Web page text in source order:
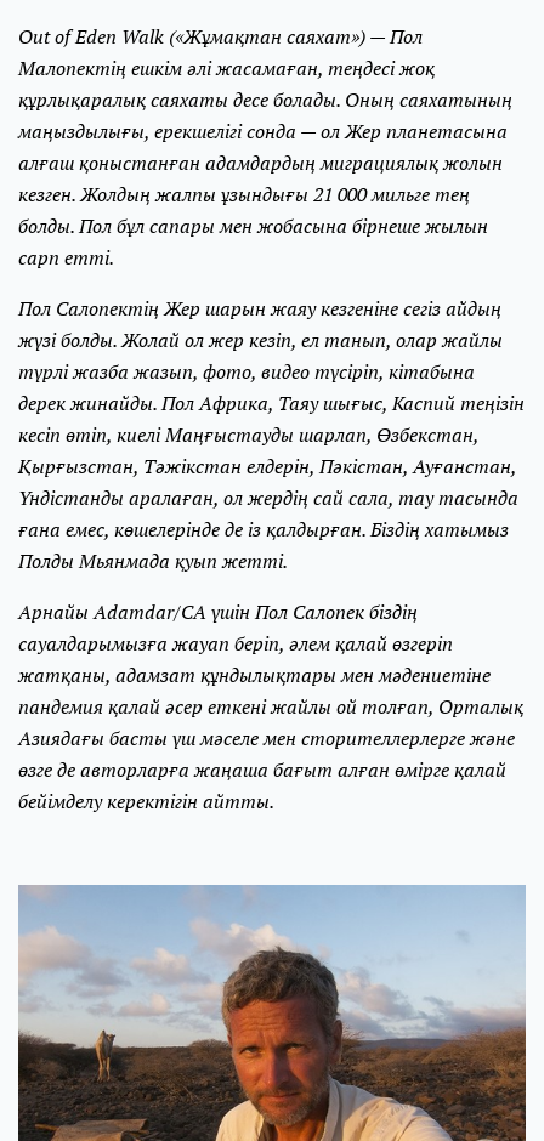
Out of Eden Walk («Жұмақтан саяхат») — Пол
Малопектің ешкім әлі жасамаған, теңдесі жоқ
құрлықаралық саяхаты десе болады. Оның саяхатының
маңыздылығы, ерекшелігі сонда — ол Жер планетасына
алғаш қоныстанған адамдардың миграциялық жолын
кезген. Жолдың жалпы ұзындығы 21 000 мильге тең
болды. Пол бұл сапары мен жобасына бірнеше жылын
сарп етті.
Пол Салопектің Жер шарын жаяу кезгеніне сегіз айдың
жүзі болды. Жолай ол жер кезіп, ел танып, олар жайлы
түрлі жазба жазып, фото, видео түсіріп, кітабына
дерек жинайды. Пол Африка, Таяу шығыс, Каспий теңізін
кесіп өтіп, киелі Маңғыстауды шарлап, Өзбекстан,
Қырғызстан, Тәжікстан елдерін, Пәкістан, Ауғанстан,
Үндістанды аралаған, ол жердің сай сала, тау тасында
ғана емес, көшелерінде де із қалдырған. Біздің хатымыз
Полды Мьянмада қуып жетті.
Арнайы Adamdar/CA үшін Пол Салопек біздің
сауалдарымызға жауап беріп, әлем қалай өзгеріп
жатқаны, адамзат құндылықтары мен мәдениетіне
пандемия қалай әсер еткені жайлы ой толғап, Орталық
Азиядағы басты үш мәселе мен сторителлерлерге және
өзге де авторларға жаңаша бағыт алған өмірге қалай
бейімделу керектігін айтты.